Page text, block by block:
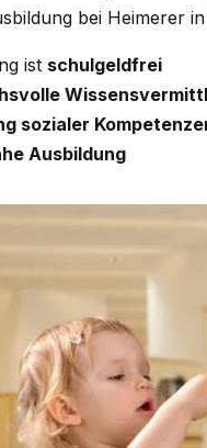
bei Heimerer
ist schulgeldfrei
sozialer
Ausbildung